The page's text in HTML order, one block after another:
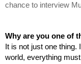
chance to interview
Why are you one of
It is not just one thing.
world, everything